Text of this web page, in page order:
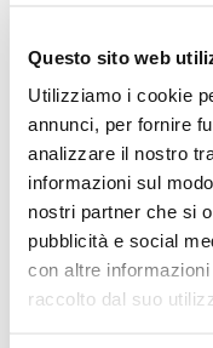
Questo sito web
Utilizziamo i cookie
annunci, per fornire
analizzare il nostro
informazioni sul
nostri partner che si
pubblicità e social
con altre
raccolto dal suo